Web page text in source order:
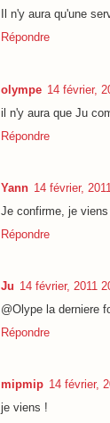
Il n'y aura qu'une
Répondre
olympe 14 février,
il n'y aura que Ju
Répondre
Yann 14 février,
Je confirme, je
Répondre
Ju 14 février, 2011
@Olype la derniere
Répondre
mipmip 14 février,
je viens !